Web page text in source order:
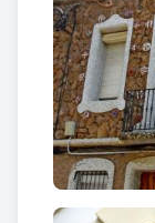
caràcter
Graner Prat,
generen el
Lacasa Miró
1913. La
joc de l’ús